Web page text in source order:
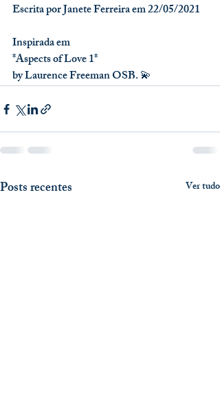
Escrita por Janete Ferreira em 22/05/2021
Inspirada em
*Aspects of Love 1*
by Laurence Freeman OSB. 💫
Posts recentes Ver tudo